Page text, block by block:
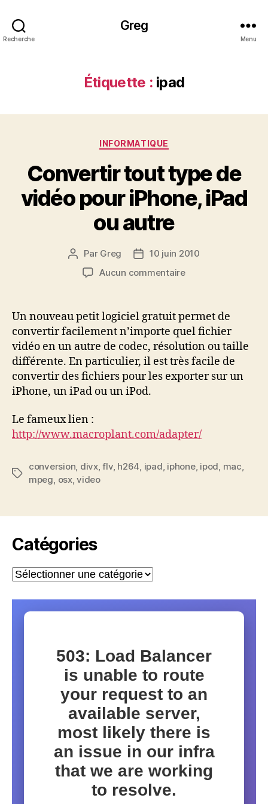
Recherche
Greg
Menu
Étiquette : ipad
Catégories
INFORMATIQUE
Convertir tout type de
vidéo pour iPhone, iPad
ou autre
Auteur
de
l’article
Par Greg
Date10 juin 2010
Aucun commentairesur
de
vidéo
pour
iPhone,
iPad
Un nouveau petit logiciel gratuit permet de
convertir facilement n’importe quel fichier
vidéo en un autre de codec, résolution ou taille
différente. En particulier, il est très facile de
convertir des fichiers pour les exporter sur un
iPhone, un iPad ou un iPod.
Le fameux lien :
http://www.macroplant.com/adapter/
Étiquettes
conversion, divx,flv, h264, ipad, iphone, ipod, mac,
mpeg, osx,video
Catégories
Catégories